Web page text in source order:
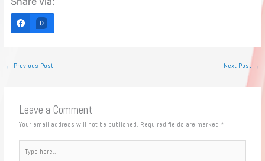
0
← Previous Post Next Post →
Leave a Comment
Your email address will not be published. Required fields are marked *
here..